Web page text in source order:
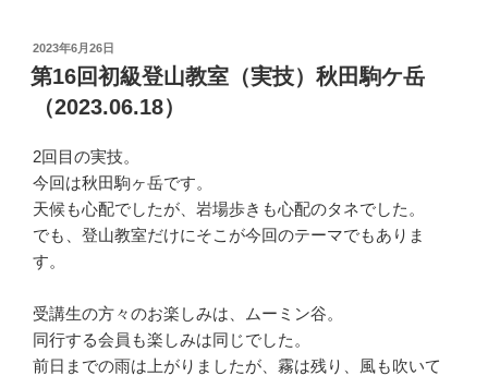
投
稿
日:
2023年6月26日
第16回初級登山教室（実技）秋田駒ケ岳
（2023.06.18）
2回目の実技。
今回は秋田駒ヶ岳です。
天候も心配でしたが、岩場歩きも心配のタネでした。
でも、登山教室だけにそこが今回のテーマでもありま
す。
受講生の方々のお楽しみは、ムーミン谷。
同行する会員も楽しみは同じでした。
前日までの雨は上がりましたが、霧は残り、風も吹いて